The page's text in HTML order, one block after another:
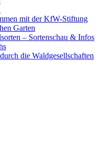
mit der KfW-Stiftung
Garten
– Sortenschau & Infos
die Waldgesellschaften